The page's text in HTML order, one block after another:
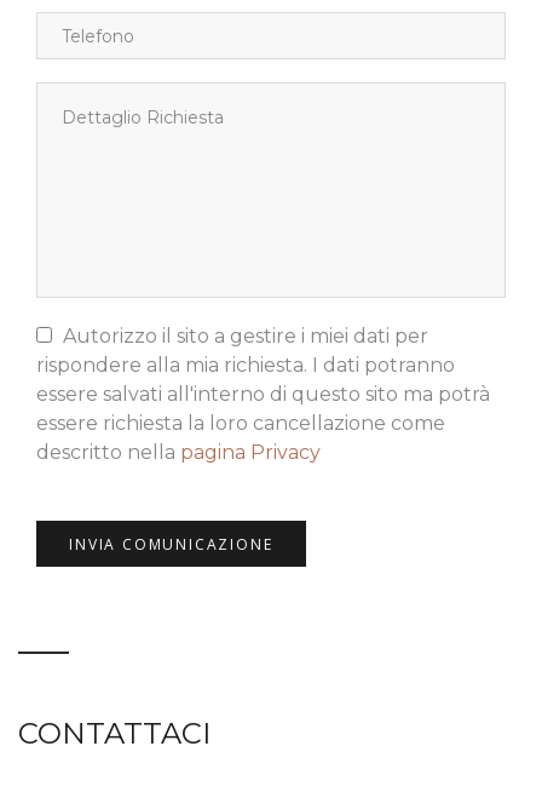
Autorizzo il sito a gestire i miei dati per
rispondere alla mia richiesta. I dati potranno
essere salvati all'interno di questo sito ma potrà
essere richiesta la loro cancellazione come
descritto nella pagina Privacy
CONTATTACI